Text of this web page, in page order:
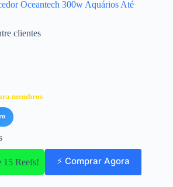
Oceantech 300w Aquários Até
clientes
membros
15 Reefs! ⚡ Comprar Agora